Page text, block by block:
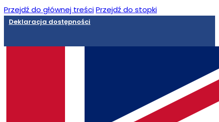
Przejdź do głównej treściPrzejdź do stopki
Deklaracja dostępności